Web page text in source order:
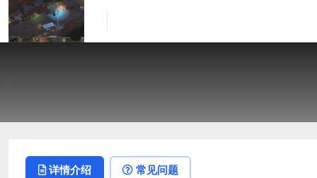
详情介绍 常见问题